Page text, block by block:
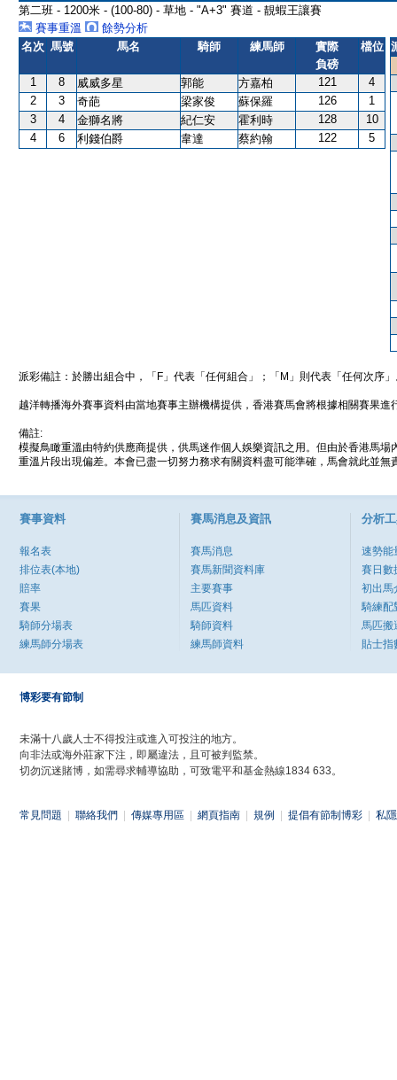
第二班 - 1200米 - (100-80) - 草地 - "A+3" 賽道 - 靚蝦王讓賽
賽事重溫
餘勢分析
名次 馬號 馬名 騎師 練馬師
實際
負磅
檔位
1 8 威威多星 郭能 方嘉柏 121
4
2
3 奇葩 梁家俊 蘇保羅 126
1
3
4 金獅名將 紀仁安 霍利時 128
10
4
6 利錢伯爵 韋達 蔡約翰 122 5
派彩備註：於勝出組合中，「F」代表「任何組合」；「M」則代表「任何次序
越洋轉播海外賽事資料由當地賽事主辦機構提供，香港賽馬會將根據相關賽果進
備註:
模擬鳥瞰重溫由特約供應商提供，供馬迷作個人娛樂資訊之用。但由於香港馬
重溫片段出現偏差。本會已盡一切努力務求有關資料盡可能準確，馬會就此並
賽事資料
報名表
排位表(本地)
賠率
賽果
騎師分場表
練馬師分場表
賽馬消息及資訊
賽馬消息
賽馬新聞資料庫
主要賽事
馬匹資料
騎師資料
練馬師資料
分析
速勢能
賽日數
初出馬
騎練配
馬匹搬
貼士指
博彩要有節制
未滿十八歲人士不得投注或進入可投注的地方。
向非法或海外莊家下注，即屬違法，且可被判監禁。
切勿沉迷賭博，如需尋求輔導協助，可致電平和基金熱線1834 633。
常見問題 聯絡我們 傳媒專用區 網頁指南 規例 提倡有節制博彩 私